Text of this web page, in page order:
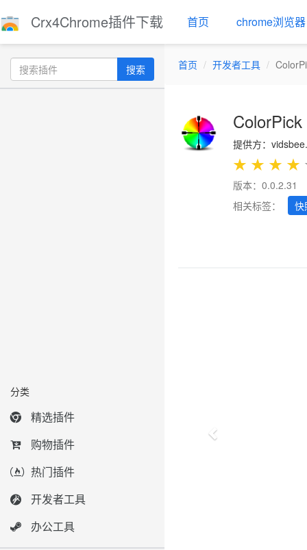
Crx4Chrome插件下载 首页 chrome浏览器
搜索
分类
精选插件
购物插件
热门插件
开发者工具
办公工具
首页 开发者工具
提供方：
★ ★ ★ ★
版本：0.0.2.31
相关标签：
快